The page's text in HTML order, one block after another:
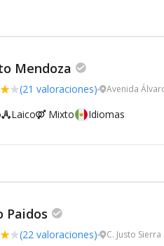
Mendoza
(21 valoraciones) Avenida
Laico Mixto Idiomas
Paidos
(22 valoraciones) C. Justo